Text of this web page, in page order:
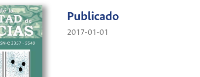
Publicado
2017-01-01